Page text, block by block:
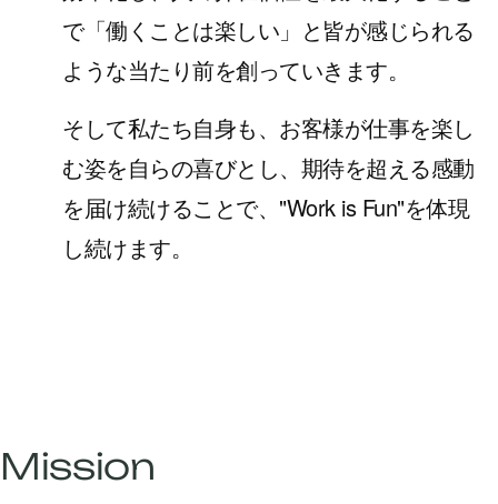
で「働くことは楽しい」と皆が感じられる
ような当たり前を創っていきます。
そして私たち自身も、お客様が仕事を楽し
む姿を自らの喜びとし、期待を超える感動
を届け続けることで、"Work is Fun"を体現
し続けます。
Mission